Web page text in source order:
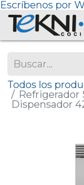
Escríbenos por
Todos los
Refrigerador
Dispensador